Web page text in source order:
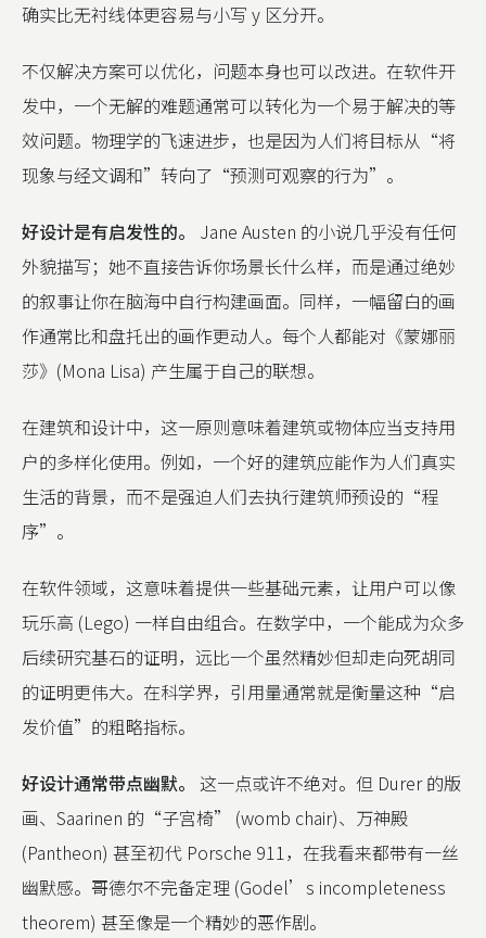
确实比无衬线体更容易与小写 y 区分开。
不仅解决方案可以优化，问题本身也可以改进。在软件开
发中，一个无解的难题通常可以转化为一个易于解决的等
效问题。物理学的飞速进步，也是因为人们将目标从“将
现象与经文调和”转向了“预测可观察的行为”。
好设计是有启发性的。
Jane Austen 的小说几乎没有任何
外貌描写；她不直接告诉你场景长什么样，而是通过绝妙
的叙事让你在脑海中自行构建画面。同样，一幅留白的画
作通常比和盘托出的画作更动人。每个人都能对《蒙娜丽
莎》(Mona Lisa) 产生属于自己的联想。
在建筑和设计中，这一原则意味着建筑或物体应当支持用
户的多样化使用。例如，一个好的建筑应能作为人们真实
生活的背景，而不是强迫人们去执行建筑师预设的“程
序”。
在软件领域，这意味着提供一些基础元素，让用户可以像
玩乐高 (Lego) 一样自由组合。在数学中，一个能成为众多
后续研究基石的证明，远比一个虽然精妙但却走向死胡同
的证明更伟大。在科学界，引用量通常就是衡量这种“启
发价值”的粗略指标。
好设计通常带点幽默。 这一点或许不绝对。但 Durer 的版
画、Saarinen 的“子宫椅” (womb chair)、万神殿
(Pantheon) 甚至初代 Porsche 911，在我看来都带有一丝
幽默感。哥德尔不完备定理 (Godel’s incompleteness
theorem) 甚至像是一个精妙的恶作剧。